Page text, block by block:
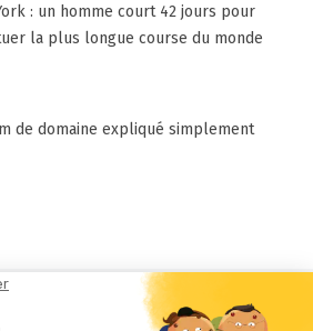
: un homme court 42 jours pour
la plus longue course du monde
de domaine expliqué simplement